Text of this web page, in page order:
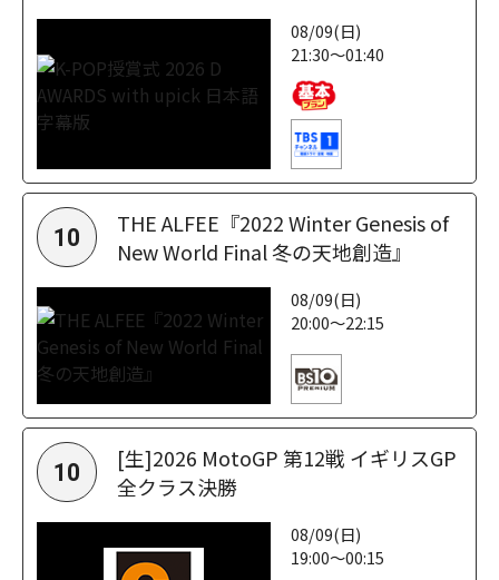
08/09(日)
21:30～01:40
10
THE ALFEE『2022 Winter Genesis of
New World Final 冬の天地創造』
08/09(日)
20:00～22:15
10
[生]2026 MotoGP 第12戦 イギリスGP
全クラス決勝
08/09(日)
19:00～00:15